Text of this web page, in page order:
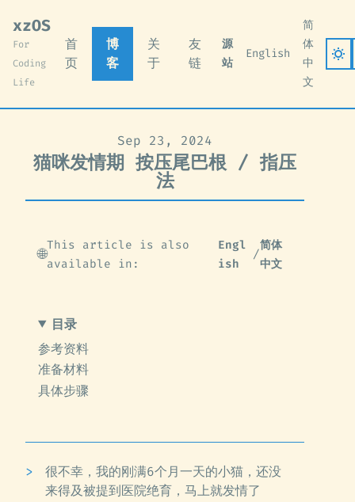
xzOS
For
Coding
Life
首
页
博
客
关
于
友
链
源
站
English
简
体
中
文
Sep 23, 2024
猫咪发情期 按压尾巴根 / 指压
法
🌐
This article is also
available in:
Engl
ish
/
简体
中文
目录
参考资料
准备材料
具体步骤
很不幸，我的刚满6个月一天的小猫，还没
来得及被提到医院绝育，马上就发情了